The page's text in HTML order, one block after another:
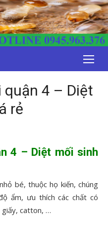
quận 4 – Diệt
rẻ
4 – Diệt mối sinh
bé, thuộc họ kiến, chúng
ẩm, ưu thích các chất có
catton, …